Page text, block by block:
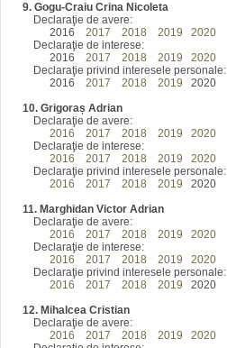
9. Gogu-Craiu Crina Nicoleta
Declaraţie de avere:
2016
2017 2018 2019
2020
Declaraţie de interese:
2016
2017 2018 2019
2020
Declaraţie privind interesele personale:
2016
2017 2018 2019 2020
10. Grigoraș Adrian
Declaraţie de avere:
2016
2017 2018 2019
2020
Declaraţie de interese:
2016
2017 2018 2019
2020
Declaraţie privind interesele personale:
2016
2017 2018 2019 2020
11. Marghidan Victor Adrian
Declaraţie de avere:
2016
2017 2018 2019
2020
Declaraţie de interese:
2016
2017 2018 2019
2020
Declaraţie privind interesele personale:
2016
2017 2018 2019 2020
12. Mihalcea Cristian
Declaraţie de avere:
2016
2017 2018 2019
2020